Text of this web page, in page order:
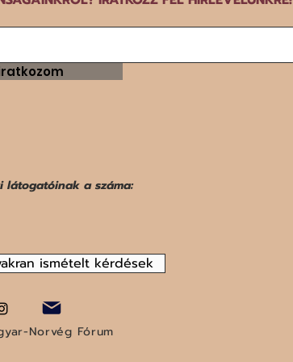
látogatóinak a száma:
ismételt kérdések
Norvég Fórum